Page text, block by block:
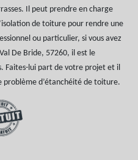
Il peut prendre en charge
de toiture pour rendre une
ou particulier, si vous avez
De Bride, 57260, il est le
Faites-lui part de votre projet et il
d’étanchéité de toiture.